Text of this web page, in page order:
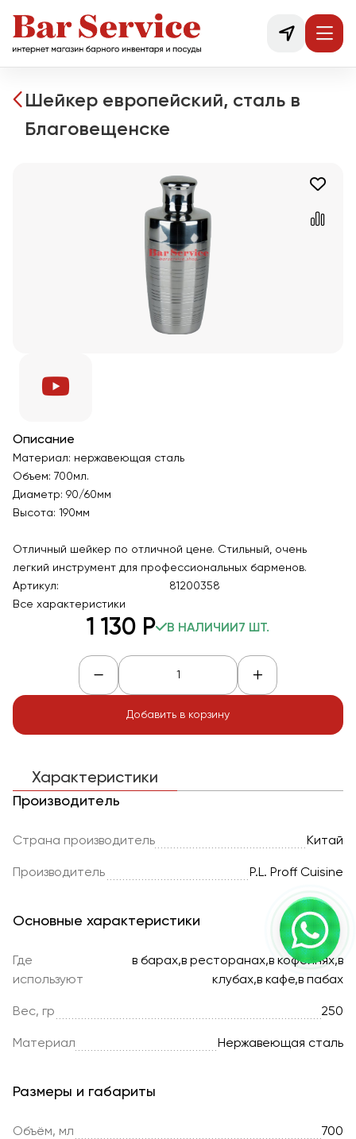
Шейкер европейский, сталь в
Благовещенске
Описание
Материал: нержавеющая сталь
Объем: 700мл.
Диаметр: 90/60мм
Высота: 190мм
Отличный шейкер по отличной цене. Стильный, очень
легкий инструмент для профессиональных барменов.
Артикул:
81200358
Все характеристики
1 130 Р В НАЛИЧИИ 7 ШТ.
Добавить в корзину
Характеристики
Производитель
Страна производитель Китай
Производитель P.L. Proff Cuisine
Основные характеристики
Где
используют
в барах,в ресторанах,в кофейнях,в
клубах,в кафе,в пабах
Вес, гр 250
Материал Нержавеющая сталь
Размеры и габариты
Объём, мл 700